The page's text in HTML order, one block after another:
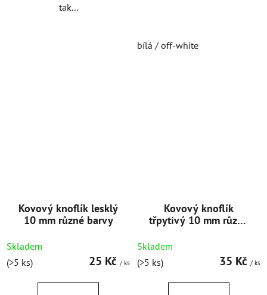
tak...
bílá / off-white
Kovový knoflík lesklý
10 mm různé barvy
Skladem
(>5 ks)
25 Kč / ks
Kovový knoflík
třpytivý 10 mm různé
Skladem
(>5 ks)
35 Kč / ks